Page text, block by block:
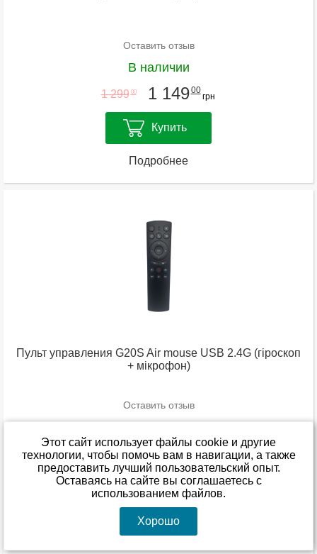
Оставить отзыв
В наличии
1 299 00 1 14900
грн
Купить
Подробнее
Пульт управления G20S Air mouse USB 2.4G (гіроскоп
+ мікрофон)
Оставить отзыв
27900
грн
Купить
Подробнее
Этот сайт использует файлы cookie и другие
технологии, чтобы помочь вам в навигации, а также
предоставить лучший пользовательский опыт.
Оставаясь на сайте вы соглашаетесь с
использованием файлов.
Хорошо